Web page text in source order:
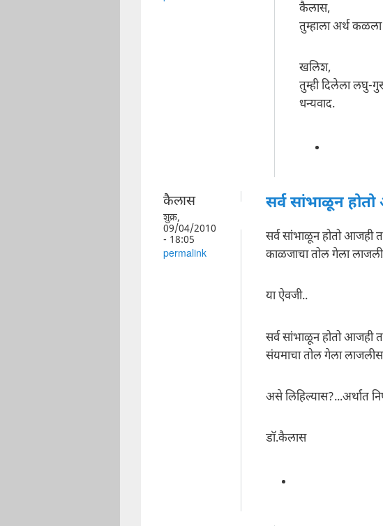
कैलास,
तुम्हाला अर्थ
खलिश,
तुम्ही दिलेला लघु-
धन्यवाद.
कैलास
शुक्र,
09/04/2010
- 18:05
permalink
सर्व सांभाळून
सर्व सांभाळून होतो आजही
काळजाचा तोल गेला
या ऐवजी..
सर्व सांभाळून होतो आजही
संयमाचा तोल गेला लाजलीस
असे लिहिल्यास?...अर्थात
डॉ.कैलास